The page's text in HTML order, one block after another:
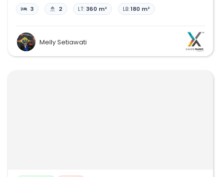
3 2 LT: 360 m² LB:180 m²
Melly Setiawati